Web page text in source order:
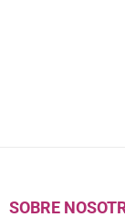
SOBRE